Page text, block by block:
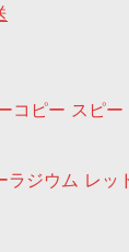
ゲー
コピー スピー
ラジウム レッ